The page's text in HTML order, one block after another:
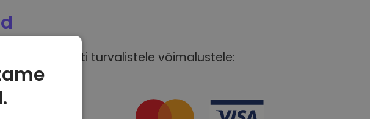
täiesti turvalistele võimalustele: